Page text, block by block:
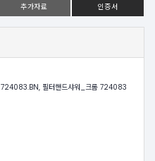
추가자료 인증서
724083.BN, 필터핸드샤워_크롬 724083